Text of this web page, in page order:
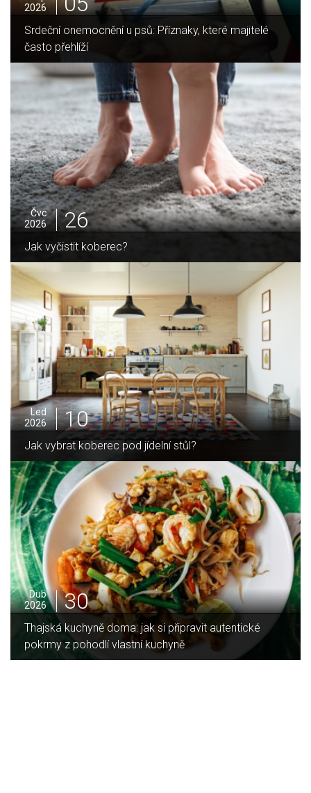
2026
Jak vybrat ideální krbovou vložku? Průvodce pro
domov
Čvc
2026
25
Jak sušit pomeranče a citrusy jednoduše
Pro
2025
05
Jak zvládnout vánoční úklid bez námahy
Led
2026
16
Jaký je rozdíl mezi indukční a sklokeramickou
deskou?